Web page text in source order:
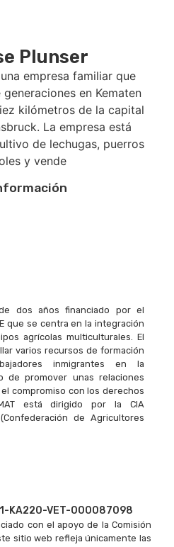
Plunser
empresa familiar que
en Kematen
kilómetros de la capital
La empresa está
de lechugas, puerros
y vende
dos años financiado por el
que se centra en la integración
agrícolas multiculturales. El
varios recursos de formación
inmigrantes en la
de promover unas relaciones
compromiso con los derechos
está dirigido por la CIA
de Agricultores
KA220-VET-000087098
con el apoyo de la Comisión
sitio web refleja únicamente las